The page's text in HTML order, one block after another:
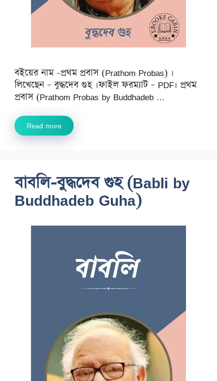
বইয়ের নাম -প্রথম প্রবাস (Prathom Probas) ।
লিখেছেন – বুদ্ধদেব গুহ ।ফাইল ফরম্যাট – PDF। প্রথম
প্রবাস (Prathom Probas by Buddhadeb …
Read more
বাবলি-বুদ্ধদেব গুহ (Babli by
Buddhadeb Guha)